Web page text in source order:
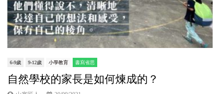
6-9歲 9-12歲 小學教育 書寫省思
自然學校的家長是如何煉成的？